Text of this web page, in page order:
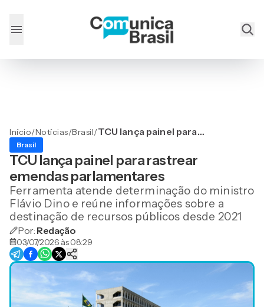
Início/Notícias/Brasil/TCU lança painel para
parlamentares
Brasil
TCU lança painel para rastrear
emendas parlamentares
Ferramenta atende determinação do ministro
Flávio Dino e reúne informações sobre a
destinação de recursos públicos desde 2021
Por: Redação
03/07/2026 às 08:29